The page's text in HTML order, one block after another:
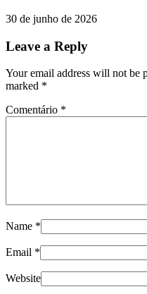
30 de junho de 2026
Leave a Reply
Your email address will not be
marked *
Comentário *
Name *
Email *
Website